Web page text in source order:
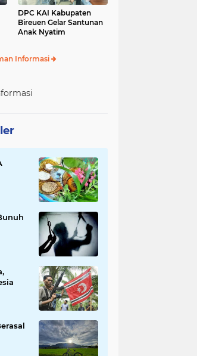
DPC KAI Kabupaten
Bireuen Gelar Santunan
Anak Nyatim
Informasi
" Jangan Bunuh